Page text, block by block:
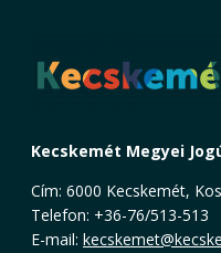
Kecskemét Megyei
Cím: 6000 Kecskemét,
Telefon: +36-76/513-513
E-mail: